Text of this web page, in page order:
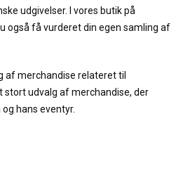
udgivelser. I vores butik på
også få vurderet din egen samling af
af merchandise relateret til
stort udvalg af merchandise, der
hans eventyr.